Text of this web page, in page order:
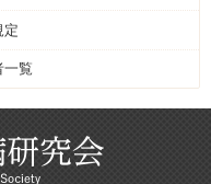
定
一覧